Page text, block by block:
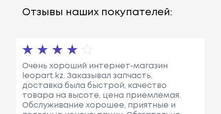
Отзывы наших покупателей:
Очень хороший интернет-магазин
leopart.kz. Заказывал запчасть,
доставка была быстрой, качество
товара на высоте, цена приемлемая.
Обслуживание хорошее, приятные и